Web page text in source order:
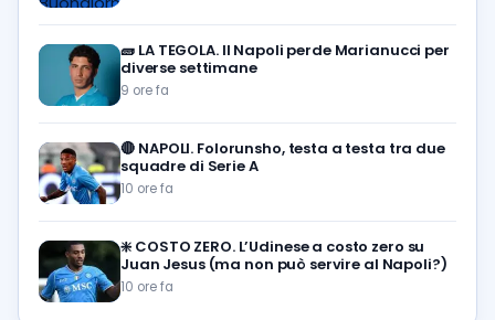
🧱 LA TEGOLA. Il Napoli perde Marianucci per
diverse settimane
9 ore fa
🔴 NAPOLI. Folorunsho, testa a testa tra due
squadre di Serie A
10 ore fa
❇️ COSTO ZERO. L’Udinese a costo zero su
Juan Jesus (ma non può servire al Napoli?)
10 ore fa